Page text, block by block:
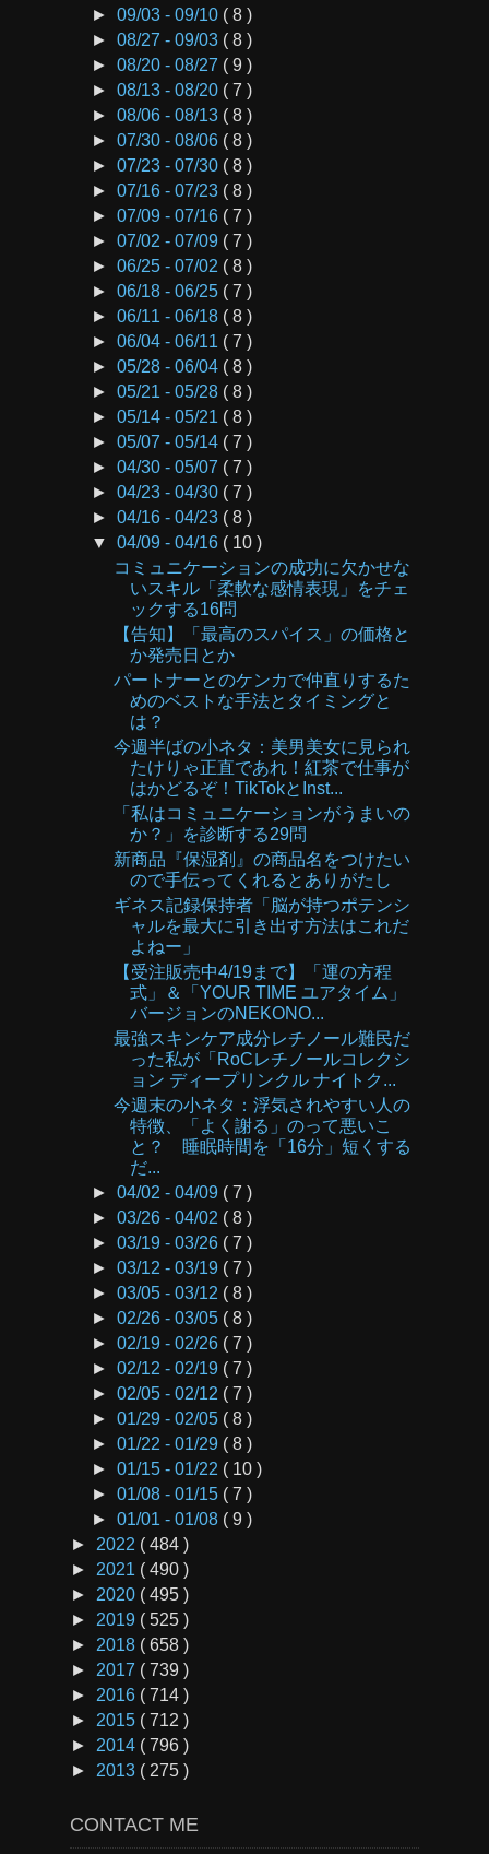
►09/03 - 09/10 ( 8 )
►08/27 - 09/03 ( 8 )
►08/20 - 08/27 ( 9 )
►08/13 - 08/20 ( 7 )
►08/06 - 08/13 ( 8 )
►07/30 - 08/06 ( 8 )
►07/23 - 07/30 ( 8 )
►07/16 - 07/23 ( 8 )
►07/09 - 07/16 ( 7 )
►07/02 - 07/09 ( 7 )
►06/25 - 07/02 ( 8 )
►06/18 - 06/25 ( 7 )
►06/11 - 06/18 ( 8 )
►06/04 - 06/11 ( 7 )
►05/28 - 06/04 ( 8 )
►05/21 - 05/28 ( 8 )
►05/14 - 05/21 ( 8 )
►05/07 - 05/14 ( 7 )
►04/30 - 05/07 ( 7 )
►04/23 - 04/30 ( 7 )
►04/16 - 04/23 ( 8 )
▼04/09 - 04/16 ( 10 )
コミュニケーションの成功に欠かせな
いスキル「柔軟な感情表現」をチェ
ックする16問
【告知】「最高のスパイス」の価格と
か発売日とか
パートナーとのケンカで仲直りするた
めのベストな手法とタイミングと
は？
今週半ばの小ネタ：美男美女に見られ
たけりゃ正直であれ！紅茶で仕事が
はかどるぞ！TikTokとInst...
「私はコミュニケーションがうまいの
か？」を診断する29問
新商品『保湿剤』の商品名をつけたい
ので手伝ってくれるとありがたし
ギネス記録保持者「脳が持つポテンシ
ャルを最大に引き出す方法はこれだ
よねー」
【受注販売中4/19まで】「運の方程
式」＆「YOUR TIME ユアタイム」
バージョンのNEKONO...
最強スキンケア成分レチノール難民だ
った私が「RoCレチノールコレクシ
ョン ディープリンクル ナイトク...
今週末の小ネタ：浮気されやすい人の
特徴、「よく謝る」のって悪いこ
と？ 睡眠時間を「16分」短くする
だ...
►04/02 - 04/09 ( 7 )
►03/26 - 04/02 ( 8 )
►03/19 - 03/26 ( 7 )
►03/12 - 03/19 ( 7 )
►03/05 - 03/12 ( 8 )
►02/26 - 03/05 ( 8 )
►02/19 - 02/26 ( 7 )
►02/12 - 02/19 ( 7 )
►02/05 - 02/12 ( 7 )
►01/29 - 02/05 ( 8 )
►01/22 - 01/29 ( 8 )
►01/15 - 01/22 ( 10 )
►01/08 - 01/15 ( 7 )
►01/01 - 01/08 ( 9 )
► 2022 ( 484 )
► 2021 ( 490 )
► 2020 ( 495 )
► 2019 ( 525 )
► 2018 ( 658 )
► 2017 ( 739 )
► 2016 ( 714 )
► 2015 ( 712 )
► 2014 ( 796 )
► 2013 ( 275 )
CONTACT ME